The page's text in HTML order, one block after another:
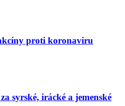
proti koronaviru
syrské, irácké a jemenské